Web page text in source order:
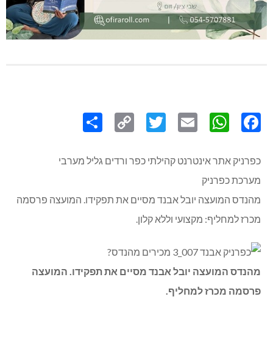
Link
כפרניק אתר אינטרנט קהילתי כפר ורדים גליל מערבי
מערכת כפרניק
מהנדס המועצה יובל אבנד מסיים את תפקידו. המועצה פרסמה
מכרז למחליף: מקצועי וללא קלון.
מהנדס המועצה יובל אבנד מסיים את תפקידו. המועצה
פרסמה מכרז למחליף.